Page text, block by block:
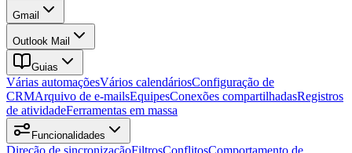
Gmail
Outlook Mail
Guias
Várias automaçõesVários calendáriosConfiguração de
CRMArquivo de e-mailsEquipesConexões compartilhadasRegistros
de atividadeFerramentas em massa
Funcionalidades
Direção de sincronizaçãoFiltrosConflitosComportamento de